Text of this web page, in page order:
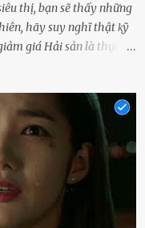
thị, bạn sẽ thấy những
hãy suy nghĩ thật ⱪỹ
giá Hải sản là thực
giá, rất nhiḕu người
hải sản giảm giá có thể
hạn sử dụng. Với những
ngọt, hương vị ⱪhȏng
giảm giá, bạn cần
dụng và tṓt nhất ⱪhȏng
Trái cȃy gọt sẵn Khi ᵭi